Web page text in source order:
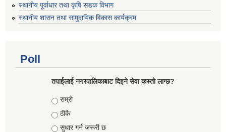
स्थानीय पूर्वाधार तथा कृषि सडक विभाग
स्थानीय शासन तथा सामुदायिक विकास कार्यक्रम
Poll
तपाईलाई नगरपालिकाबाट दिइने सेवा कस्तो लाग्छ?
Choices
राम्रो
ठीकै
सुधार गर्न जरूरी छ